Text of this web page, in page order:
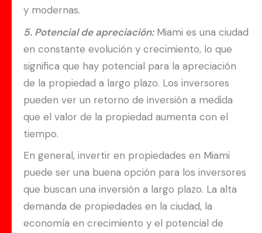
y modernas.
5. Potencial de apreciación:Miami es una ciudad
en constante evolución y crecimiento, lo que
significa que hay potencial para la apreciación
de la propiedad a largo plazo. Los inversores
pueden ver un retorno de inversión a medida
que el valor de la propiedad aumenta con el
tiempo.
En general, invertir en propiedades en Miami
puede ser una buena opción para los inversores
que buscan una inversión a largo plazo. La alta
demanda de propiedades en la ciudad, la
economía en crecimiento y el potencial de